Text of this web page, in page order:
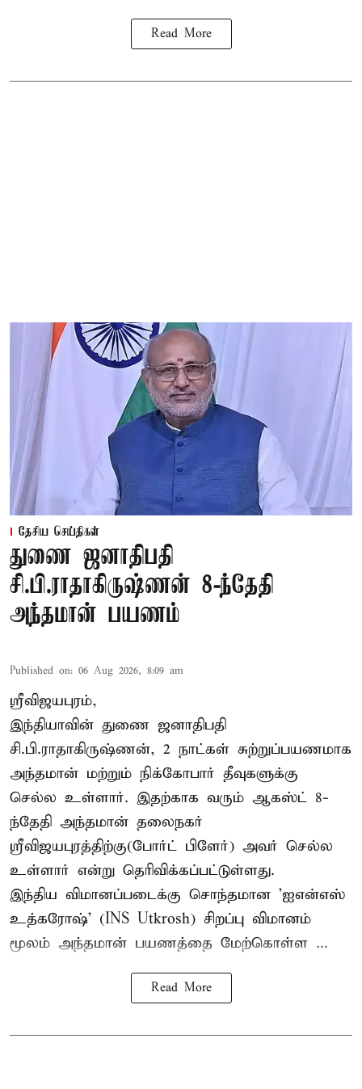
Read More
தேசிய செய்திகள்
துணை ஜனாதிபதி
சி.பி.ராதாகிருஷ்ணன் 8-ந்தேதி
அந்தமான் பயணம்
Published on: 06 Aug 2026, 8:09 am
ஸ்ரீவிஜயபுரம்,
இந்தியாவின் துணை ஜனாதிபதி
சி.பி.ராதாகிருஷ்ணன், 2 நாட்கள் சுற்றுப்பயணமாக
அந்தமான் மற்றும் நிக்கோபார் தீவுகளுக்கு
செல்ல உள்ளார். இதற்காக வரும் ஆகஸ்ட் 8-
ந்தேதி அந்தமான் தலைநகர்
ஸ்ரீவிஜயபுரத்திற்கு(போர்ட் பிளேர்) அவர் செல்ல
உள்ளார் என்று தெரிவிக்கப்பட்டுள்ளது.
இந்திய விமானப்படைக்கு சொந்தமான 'ஐஎன்எஸ்
உத்கரோஷ்' (INS Utkrosh) சிறப்பு விமானம்
மூலம் அந்தமான் பயணத்தை மேற்கொள்ள ...
Read More